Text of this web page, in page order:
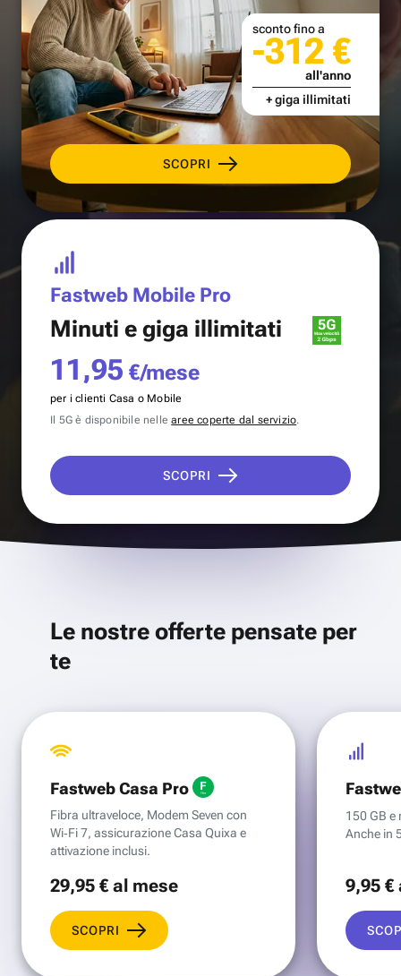
SCOPRI
sconto fino a
-312 €
all'anno
+ giga illimitati
Fastweb Mobile Pro
Minuti e giga illimitati
11,95 €/mese
per i clienti Casa o Mobile
Il 5G è disponibile nellearee coperte dal servizio.
SCOPRI
Le nostre offerte pensate per
te
Fastweb Casa Pro
Fibra ultraveloce, Modem Seven con
Wi‑Fi 7, assicurazione Casa Quixa e
attivazione inclusi.
29,95 €al mese
SCOPRI
150 GB e
Anche in
9,95 €